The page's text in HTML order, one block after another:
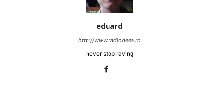
eduard
http://www.radiodeea.ro
never stop raving